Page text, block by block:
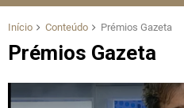
Início Conteúdo Prémios Gazeta
Prémios Gazeta